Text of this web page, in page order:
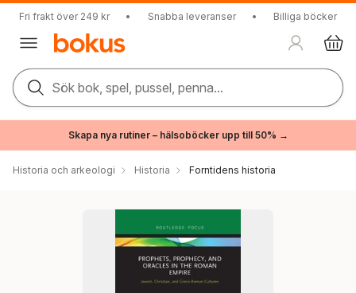
Fri frakt över 249 kr • Snabba leveranser • Billiga böcker
Sök bok, spel, pussel, penna...
Skapa nya rutiner – hälsoböcker upp till 50% →
Historia och arkeologi Historia Forntidens historia